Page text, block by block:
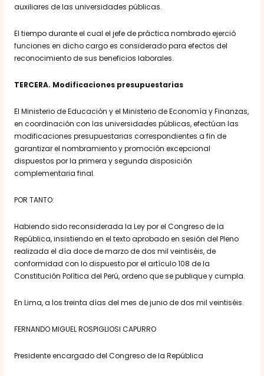
auxiliares de las universidades públicas.
El tiempo durante el cual el jefe de práctica nombrado ejerció
funciones en dicho cargo es considerado para efectos del
reconocimiento de sus beneficios laborales.
TERCERA. Modificaciones presupuestarias
El Ministerio de Educación y el Ministerio de Economía y Finanzas,
en coordinación con las universidades públicas, efectúan las
modificaciones presupuestarias correspondientes a fin de
garantizar el nombramiento y promoción excepcional
dispuestos por la primera y segunda disposición
complementaria final.
POR TANTO:
Habiendo sido reconsiderada la Ley por el Congreso de la
República, insistiendo en el texto aprobado en sesión del Pleno
realizada el día doce de marzo de dos mil veintiséis, de
conformidad con lo dispuesto por el artículo 108 de la
Constitución Política del Perú, ordeno que se publique y cumpla.
En Lima, a los treinta días del mes de junio de dos mil veintiséis.
FERNANDO MIGUEL ROSPIGLIOSI CAPURRO
Presidente encargado del Congreso de la República